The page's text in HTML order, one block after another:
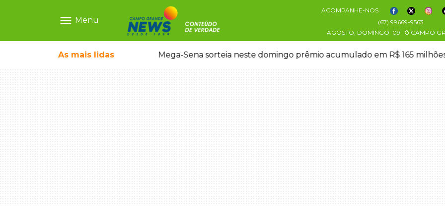
menu Menu
ACOMPANHE-NOS
(67) 99669-9563
AGOSTO, DOMINGO 09 CAMPO
As mais lidas Mega-Sena sorteia neste domingo prêmio acumulado em R$ 165